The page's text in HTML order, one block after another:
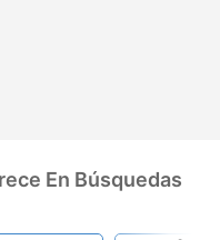
En Búsquedas